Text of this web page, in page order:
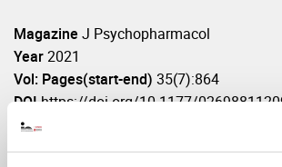
Magazine J Psychopharmacol
Year2021
Vol: Pages(start-end) 35(7):864
DOIhttps://doi.org/10.1177/